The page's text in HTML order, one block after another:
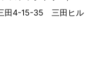
田4-15-35 三田ヒル